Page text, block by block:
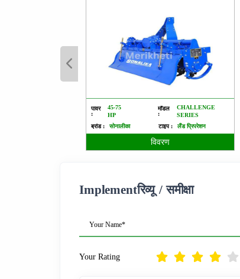
पावर
:
45-75
HP
मॉडल
:
CHALLENGE
SERIES
ब्रांड :
सोनालीका टाइप : लैंड प्रिपरेशन
विवरण
Implementरिव्यू / समीक्षा
Your Name*
Your Rating